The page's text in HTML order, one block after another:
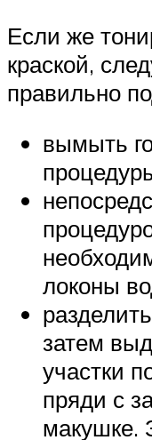
Если же
краской,
правильно
вымыть
локоны
затем
участки
пряди с
макушке.